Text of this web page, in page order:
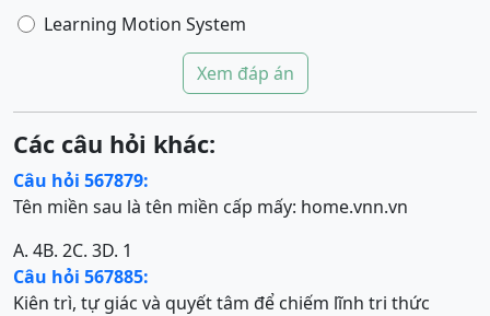
Learning Motion System
Xem đáp án
Các câu hỏi khác:
Câu hỏi 567879:
Tên miền sau là tên miền cấp mấy: home.vnn.vn
A. 4B. 2C. 3D. 1
Câu hỏi 567885:
Kiên trì, tự giác và quyết tâm để chiếm lĩnh tri thức